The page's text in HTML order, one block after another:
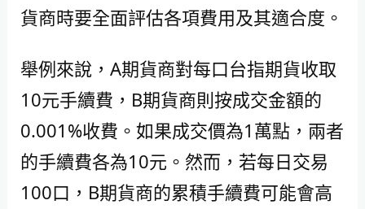
貨商時要全面評估各項費用及其適合度。
舉例來說，A期貨商對每口台指期貨收取
10元手續費，B期貨商則按成交金額的
0.001%收費。如果成交價為1萬點，兩者
的手續費各為10元。然而，若每日交易
100口，B期貨商的累積手續費可能會高